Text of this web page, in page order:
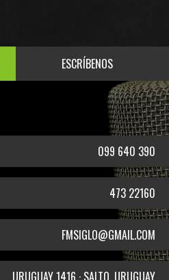
ESCRÍBENOS
099 640 390
473 22160
FMSIGLO@GMAIL.COM
URUGUAY 1416 · SALTO, URUGUAY